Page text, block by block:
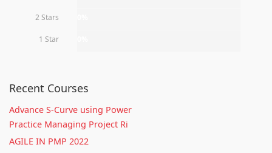
2 Stars
1 Star
Recent Courses
Advance S-Curve using Power
Practice Managing Project Ri
AGILE IN PMP 2022